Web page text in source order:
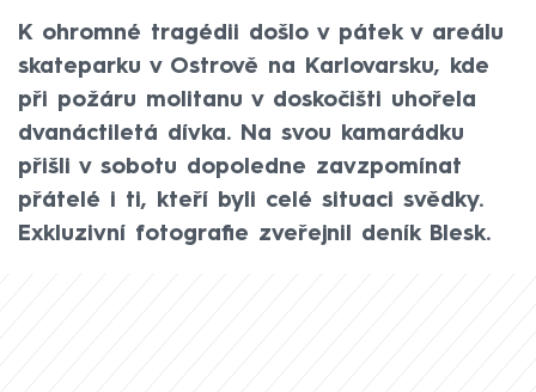
K ohromné tragédii došlo v pátek v areálu
skateparku v Ostrově na Karlovarsku, kde
při požáru molitanu v doskočišti uhořela
dvanáctiletá dívka. Na svou kamarádku
přišli v sobotu dopoledne zavzpomínat
přátelé i ti, kteří byli celé situaci svědky.
Exkluzivní fotografie zveřejnil deník Blesk.